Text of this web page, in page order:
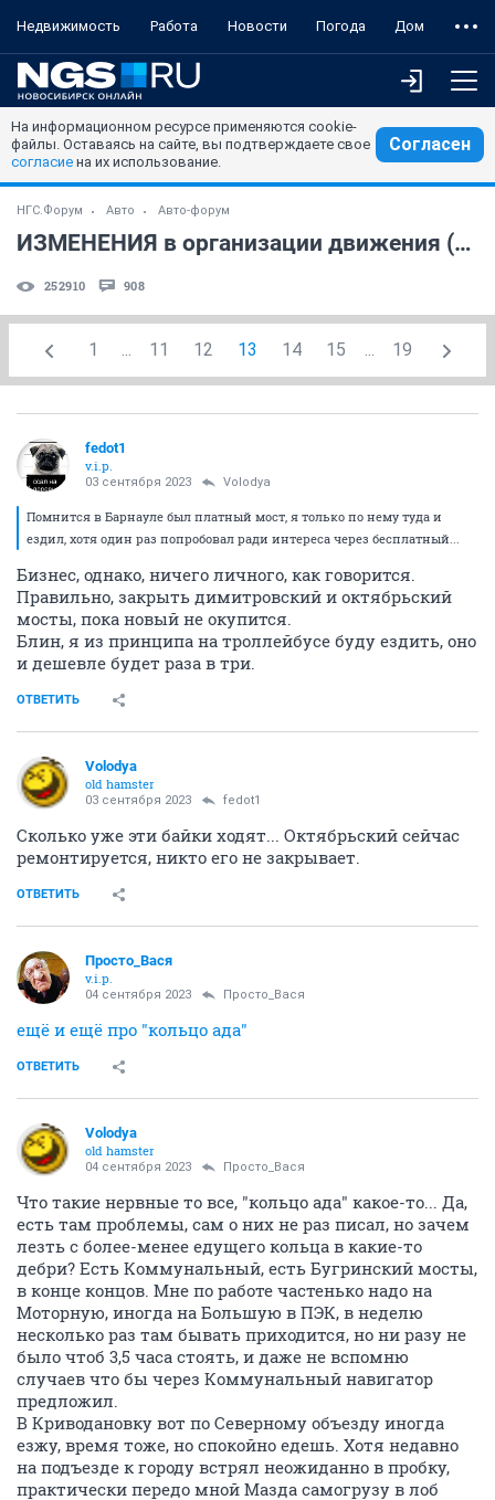
Недвижимость Работа Новости Погода Дом
На информационном ресурсе применяются cookie-
файлы. Оставаясь на сайте, вы подтверждаете свое
согласие на их использование.
Согласен
НГС.Форум Авто Авто-форум
ИЗМЕНЕНИЯ в организации движения (часть 2)
252910 908
1 ... 11 12 13 14 15 ... 19
fedot1
v.i.p.
03 сентября 2023 Volodya
Помнится в Барнауле был платный мост, я только по нему туда и
ездил, хотя один раз попробовал ради интереса через бесплатный...
Бизнес, однако, ничего личного, как говорится.
Правильно, закрыть димитровский и октябрьский
мосты, пока новый не окупится.
Блин, я из принципа на троллейбусе буду ездить, оно
и дешевле будет раза в три.
ОТВЕТИТЬ
Volodya
old hamster
03 сентября 2023 fedot1
Сколько уже эти байки ходят... Октябрьский сейчас
ремонтируется, никто его не закрывает.
ОТВЕТИТЬ
Просто_Вася
v.i.p.
04 сентября 2023 Просто_Вася
ещё и ещё про "кольцо ада"
ОТВЕТИТЬ
Volodya
old hamster
04 сентября 2023 Просто_Вася
Что такие нервные то все, "кольцо ада" какое-то... Да,
есть там проблемы, сам о них не раз писал, но зачем
лезть с более-менее едущего кольца в какие-то
дебри? Есть Коммунальный, есть Бугринский мосты,
в конце концов. Мне по работе частенько надо на
Моторную, иногда на Большую в ПЭК, в неделю
несколько раз там бывать приходится, но ни разу не
было чтоб 3,5 часа стоять, и даже не вспомню
случаев что бы через Коммунальный навигатор
предложил.
В Криводановку вот по Северному объезду иногда
езжу, время тоже, но спокойно едешь. Хотя недавно
на подъезде к городу встрял неожиданно в пробку,
практически передо мной Мазда самогрузу в лоб